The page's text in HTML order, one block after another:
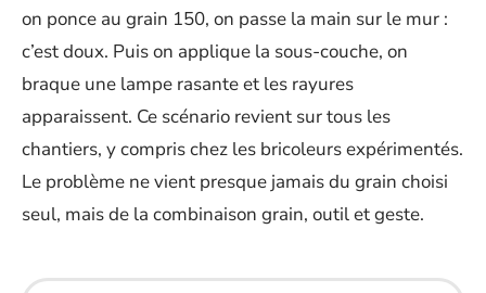
on ponce au grain 150, on passe la main sur le mur :
c’est doux. Puis on applique la sous-couche, on
braque une lampe rasante et les rayures
apparaissent. Ce scénario revient sur tous les
chantiers, y compris chez les bricoleurs expérimentés.
Le problème ne vient presque jamais du grain choisi
seul, mais de la combinaison grain, outil et geste.